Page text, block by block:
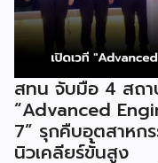
สทน จับมือ 4 สถา
“Advanced
7” รุกคืบอุตสาหก
นิวเคลียร์ขั้นสูง